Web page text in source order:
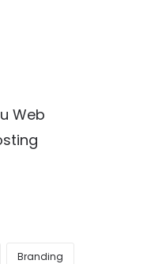
Web
Branding